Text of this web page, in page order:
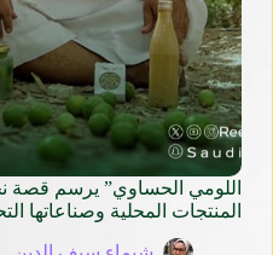
اللومي الحساوي” يرسم قصة
المنتجات المحلية وصناعاتها